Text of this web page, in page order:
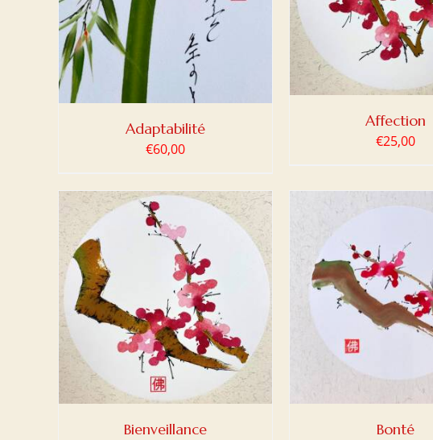
Adaptabilité
€60,00
Affection
€25,00
Bienveillance
AJOUTER AU PANIER /
Bonté
AJOUTER AU PANIER